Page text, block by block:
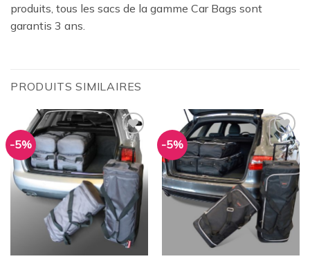
produits, tous les sacs de la gamme Car Bags sont
garantis 3 ans.
PRODUITS SIMILAIRES
-5%
Ajouter
à la
wishlist
-5%
Ajouter
à la
wishlist